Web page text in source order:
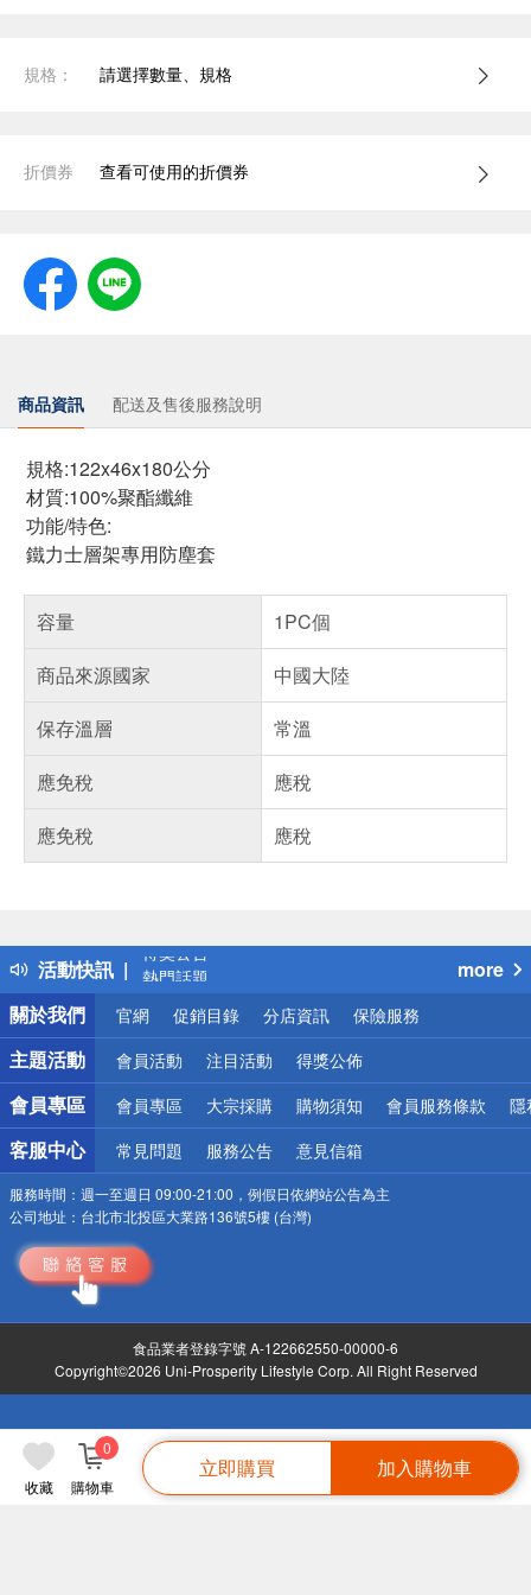
收藏 購物車
0
立即購買 加入購物車
規格： 請選擇數量、規格
折價券 查看可使用的折價券
商品資訊 配送及售後服務說明
規格:122x46x180公分
材質:100%聚酯纖維
功能/特色:
鐵力士層架專用防塵套
容量
1PC個
商品來源國家
中國大陸
保存溫層
常溫
應免稅
應稅
應免稅
應稅
活動快訊
得獎公告
熱門話題
銀行優惠
偏遠地區配送
詐騙網頁！請小心！
more
關於我們
官網 促銷目錄 分店資訊 保險服務
主題活動 會員活動 注目活動 得獎公佈
會員專區 會員專區 大宗採購 購物須知 會員服務條款 隱
客服中心 常見問題 服務公告 意見信箱
服務時間： 週一至週日 09:00-21:00，例假日依網站公告為主
公司地址： 台北市北投區大業路136號5樓 (台灣)
食品業者登錄字號 A-122662550-00000-6
Copyright©2026 Uni-Prosperity Lifestyle Corp. All Right Reserved